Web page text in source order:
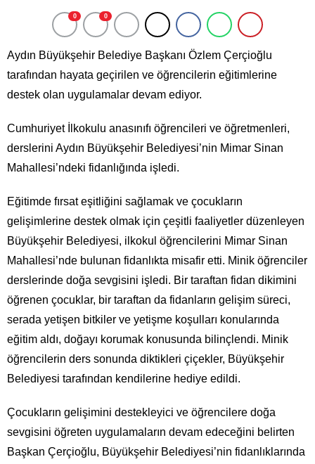
0 0
Aydın Büyükşehir Belediye Başkanı Özlem Çerçioğlu
tarafından hayata geçirilen ve öğrencilerin eğitimlerine
destek olan uygulamalar devam ediyor.
Cumhuriyet İlkokulu anasınıfı öğrencileri ve öğretmenleri,
derslerini Aydın Büyükşehir Belediyesi’nin Mimar Sinan
Mahallesi’ndeki fidanlığında işledi.
Eğitimde fırsat eşitliğini sağlamak ve çocukların
gelişimlerine destek olmak için çeşitli faaliyetler düzenleyen
Büyükşehir Belediyesi, ilkokul öğrencilerini Mimar Sinan
Mahallesi’nde bulunan fidanlıkta misafir etti. Minik öğrenciler
derslerinde doğa sevgisini işledi. Bir taraftan fidan dikimini
öğrenen çocuklar, bir taraftan da fidanların gelişim süreci,
serada yetişen bitkiler ve yetişme koşulları konularında
eğitim aldı, doğayı korumak konusunda bilinçlendi. Minik
öğrencilerin ders sonunda diktikleri çiçekler, Büyükşehir
Belediyesi tarafından kendilerine hediye edildi.
Çocukların gelişimini destekleyici ve öğrencilere doğa
sevgisini öğreten uygulamaların devam edeceğini belirten
Başkan Çerçioğlu, Büyükşehir Belediyesi’nin fidanlıklarında